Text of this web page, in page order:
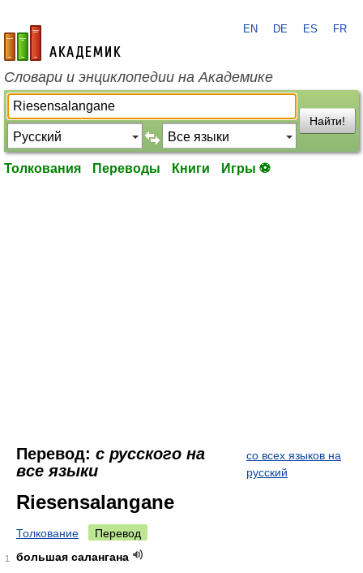
academic.ru
EN DE ES FR
Словари и энциклопедии на Академике
Найти!
Толкования Переводы Книги Игры ⚽
Перевод: с русского на
все языки
со всех языков на
русский
Riesensalangane
Толкование Перевод
1
большая салангана